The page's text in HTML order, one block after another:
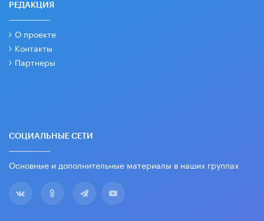
РЕДАКЦИЯ
О проекте
Контакты
Партнеры
СОЦИАЛЬНЫЕ СЕТИ
Основные и дополнительные материалы в наших группах